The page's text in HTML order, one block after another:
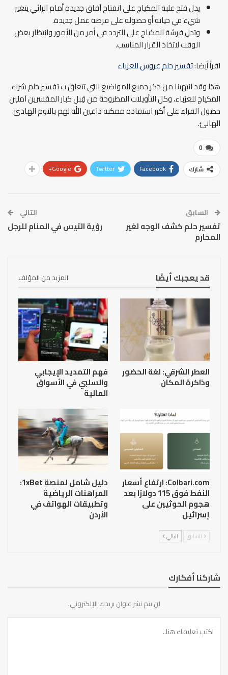
يدل فتح علبة المكياج على انفتاح آفاق جديدة أمام الرائي يتغير
شيء في حياته أو حصوله على فرصة عمل جديدة.
وتدل فرشة المكياج على التردد في أمر من الأمور وانتظار بعض
الوقت لاتخاذ القرار المناسب.
اقرأ أيضا:تفسير حلم عروس للعزباء
هذا وقد انتهينا من ذكر جميع المواضيع التي تتعلق ب تفسير حلم شراء
المكياج للعزباء، وكل التأويلات المطروحة من قِبل كبار المفسرين آملين
حصول القراء على أكبر استفادة ممكنة داعين الله لهم بالنوم الهادئ
الهانئ.
0
شارك Facebook
Twitter
Google+
السابق
تفسير حلم كشف الوجه لغير
المحارم
التالي
رؤية التيس في المنام للرجل
قد يعجبك أيضًا المزيد من المؤلف
العطر الشرقي: لغة الحضور
وذاكرة المكان
فهم التمديد الإيجابي
والسلبي في الأسواق
المالية
Colbari.com: ارتفاع أسعار
النفط فوق 115 دولارًا بعد
هجوم الحوثيين على
إسرائيل
دليل شامل لمنصة 1xBet:
المراهنات الرياضية
وتطبيقات الهواتف في
الأردن
السابق التالي
شاركنا أفكارك
لن يتم نشر عنوان بريدك الإلكتروني.